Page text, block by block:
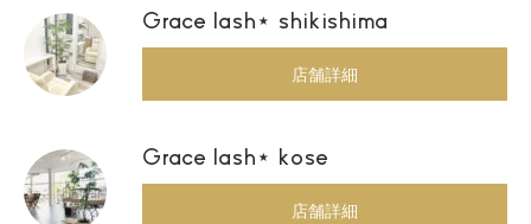
Grace lash⋆ shikishima
店舗詳細
Grace lash⋆ kose
店舗詳細